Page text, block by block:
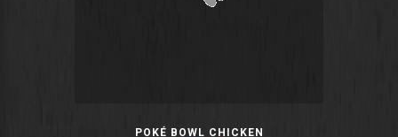
POKÉ BOWL CHICKEN